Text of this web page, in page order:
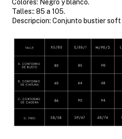
Colores: Negro y blanco.
Talles:: 85 a 105.
Descripcion: Conjunto bustier